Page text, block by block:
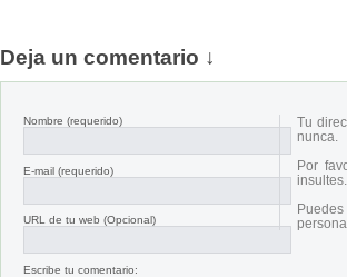
Deja un comentario ↓
Nombre (requerido)
E-mail (requerido)
URL de tu web (Opcional)
Tu
nunca.
Por
insultes.
Escribe tu comentario: